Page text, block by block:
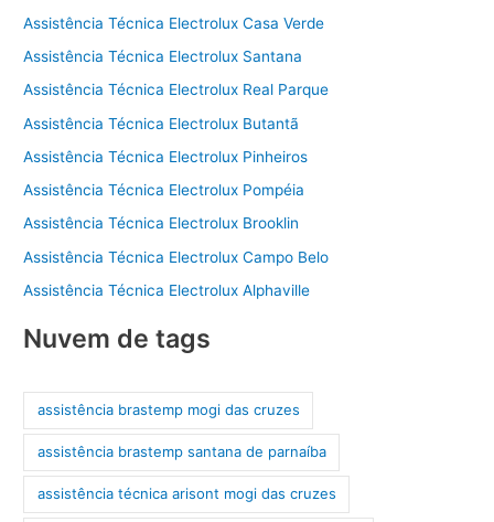
Assistência Técnica Electrolux Casa Verde
Assistência Técnica Electrolux Santana
Assistência Técnica Electrolux Real Parque
Assistência Técnica Electrolux Butantã
Assistência Técnica Electrolux Pinheiros
Assistência Técnica Electrolux Pompéia
Assistência Técnica Electrolux Brooklin
Assistência Técnica Electrolux Campo Belo
Assistência Técnica Electrolux Alphaville
Nuvem de tags
assistência brastemp mogi das cruzes
assistência brastemp santana de parnaíba
assistência técnica arisont mogi das cruzes